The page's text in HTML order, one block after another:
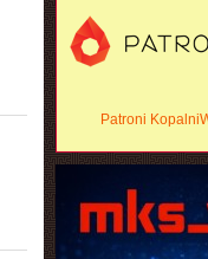
Patroni